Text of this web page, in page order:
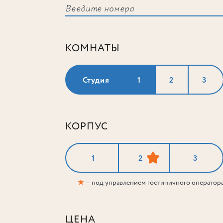
КОМНАТЫ
Студия 1 2 3
КОРПУС
1 2 3
★— под управлением гостиничного
ЦЕНА